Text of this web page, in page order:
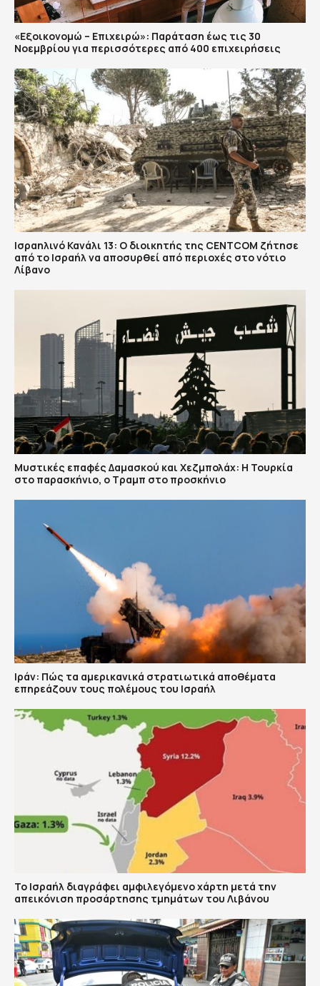
«Εξοικονομώ – Επιχειρώ»: Παράταση έως τις 30
Νοεμβρίου για περισσότερες από 400 επιχειρήσεις
Ισραηλινό Κανάλι 13: Ο διοικητής της CENTCOM ζήτησε
από το Ισραήλ να αποσυρθεί από περιοχές στο νότιο
Λίβανο
​Μυστικές επαφές Δαμασκού και Χεζμπολάχ: Η Τουρκία
στο παρασκήνιο, ο Τραμπ στο προσκήνιο
Ιράν: Πώς τα αμερικανικά στρατιωτικά αποθέματα
επηρεάζουν τους πολέμους του Ισραήλ
Το Ισραήλ διαγράφει αμφιλεγόμενο χάρτη μετά την
απεικόνιση προσάρτησης τμημάτων του Λιβάνου